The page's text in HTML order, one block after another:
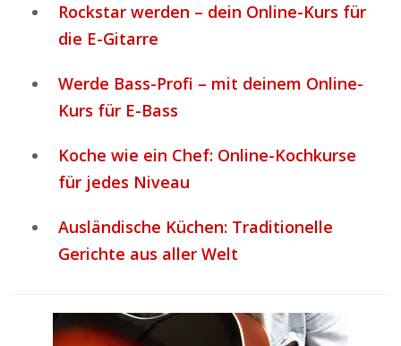
Rockstar werden – dein Online-Kurs für
die E-Gitarre
Werde Bass-Profi – mit deinem Online-
Kurs für E-Bass
Koche wie ein Chef: Online-Kochkurse
für jedes Niveau
Ausländische Küchen: Traditionelle
Gerichte aus aller Welt